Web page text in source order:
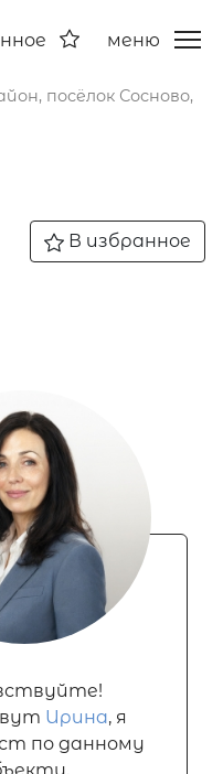
меню
посёлок Сосново,
В избранное
Ирина, я
по данному